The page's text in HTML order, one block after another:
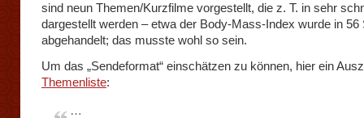
sind neun Themen/Kurzfilme vorgestellt, die z. T. in sehr
dargestellt werden – etwa der Body-Mass-Index wurde in 56
abgehandelt; das musste wohl so sein.
Um das „Sendeformat“ einschätzen zu können, hier ein
Themenliste:
…